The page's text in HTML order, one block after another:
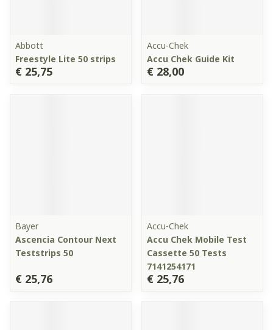
Abbott
Freestyle Lite 50 strips
€ 25,75
Accu-Chek
Accu Chek Guide Kit
€ 28,00
Bayer
Ascencia Contour Next
Teststrips 50
€ 25,76
Accu-Chek
Accu Chek Mobile Test
Cassette 50 Tests
7141254171
€ 25,76